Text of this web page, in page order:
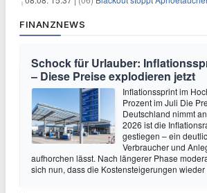
FINANZNEWS
Schock für Urlauber:
– Diese Preise explodieren jetzt
Inflationssprint im
Prozent im Juli Die
Deutschland nimmt
2026 ist die
gestiegen – ein
Verbraucher und
aufhorchen lässt. Nach längerer Phase
sich nun, dass die Kostensteigerungen wieder